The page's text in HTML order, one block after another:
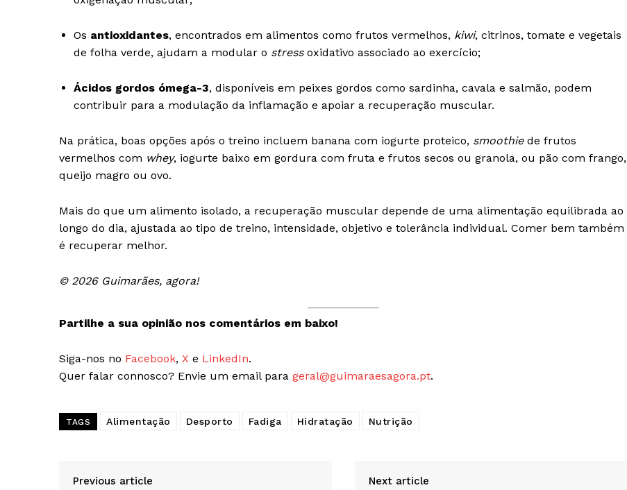
Quero ser Assinante
Os antioxidantes, encontrados em alimentos como frutos vermelhos, kiwi, citrinos, tomate e vegetais
de folha verde, ajudam a modular o stressoxidativo associado ao exercício;
Ácidos gordos ómega-3, disponíveis em peixes gordos como sardinha, cavala e salmão, podem
contribuir para a modulação da inflamação e apoiar a recuperação muscular.
Na prática, boas opções após o treino incluem banana com iogurte proteico, smoothiede frutos
vermelhos com whey, iogurte baixo em gordura com fruta e frutos secos ou granola, ou pão com frango,
queijo magro ou ovo.
Mais do que um alimento isolado, a recuperação muscular depende de uma alimentação equilibrada ao
longo do dia, ajustada ao tipo de treino, intensidade, objetivo e tolerância individual. Comer bem também
é recuperar melhor.
© 2026 Guimarães, agora!
Partilhe a sua opinião nos comentários em baixo!
Siga-nos no Facebook, X e LinkedIn.
Quer falar connosco? Envie um email para geral@guimaraesagora.pt.
TAGS Alimentação Desporto Fadiga Hidratação Nutrição
Previous article Next article